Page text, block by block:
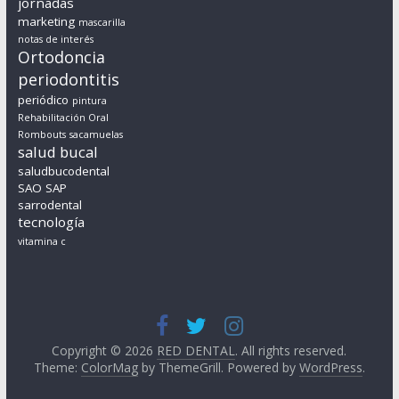
marketing mascarilla
notas de interés
Ortodoncia
periodontitis
periódico pintura
Rehabilitación Oral
Rombouts sacamuelas
salud bucal
saludbucodental
SAO SAP
sarrodental
tecnología
vitamina c
Copyright © 2026 RED DENTAL. All rights reserved.
Theme: ColorMagby ThemeGrill. Powered by WordPress.